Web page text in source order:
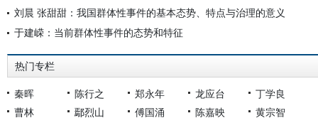
刘晨 张甜甜：我国群体性事件的基本态势、特点与治理的意义
于建嵘：当前群体性事件的态势和特征
热门专栏
秦晖 陈行之 郑永年 龙应台
丁学良
曹林
鄢烈山 傅国涌 陈嘉映
黄宗智